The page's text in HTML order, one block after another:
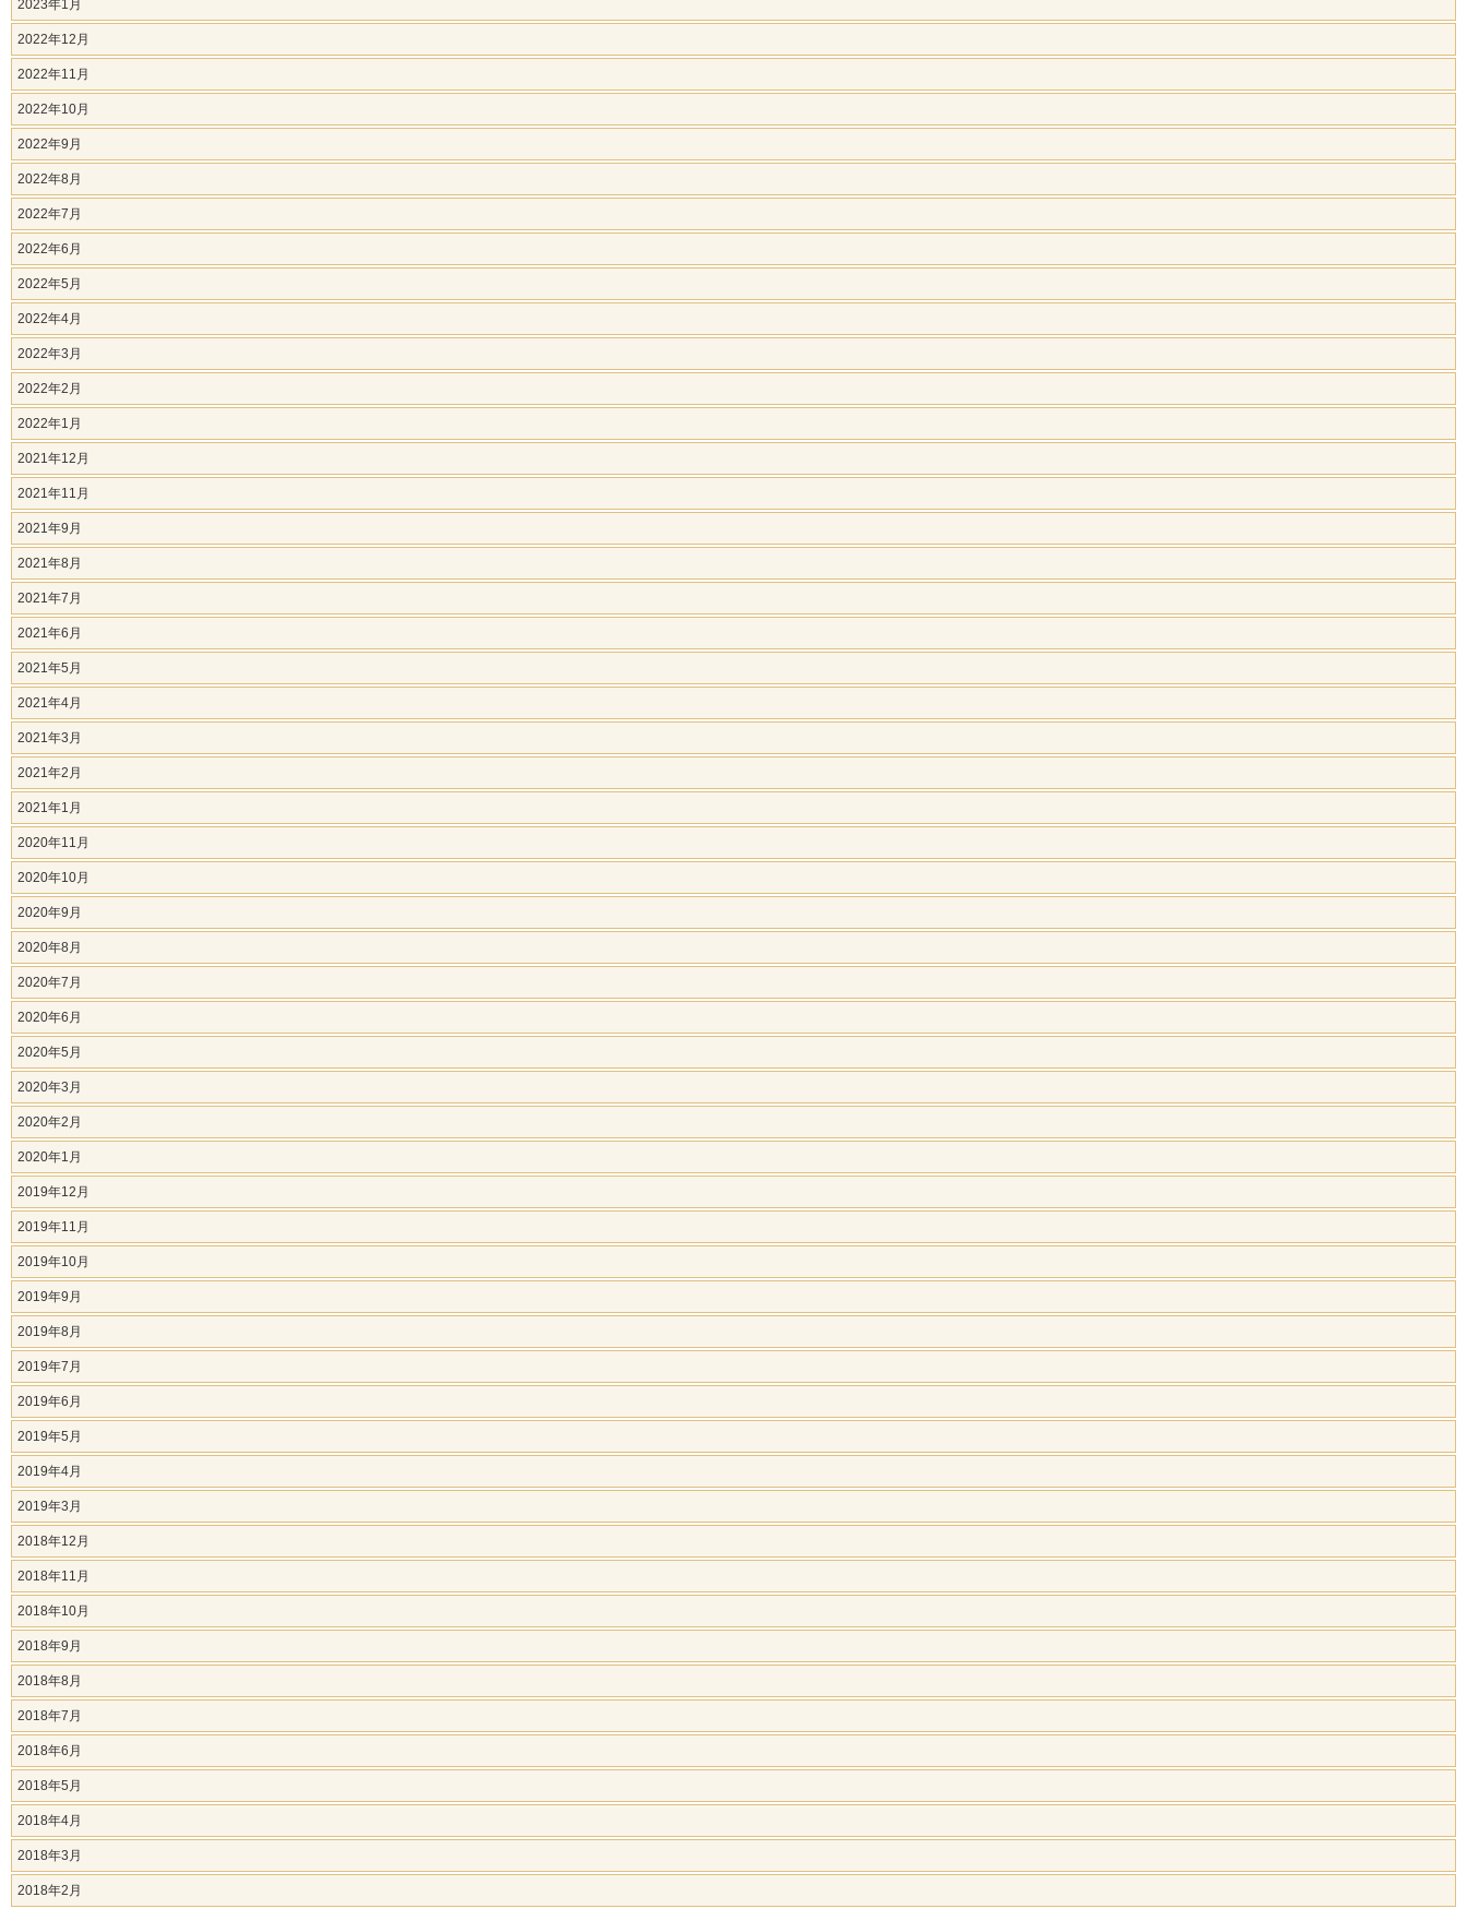
2023年1月
2022年12月
2022年11月
2022年10月
2022年9月
2022年8月
2022年7月
2022年6月
2022年5月
2022年4月
2022年3月
2022年2月
2022年1月
2021年12月
2021年11月
2021年9月
2021年8月
2021年7月
2021年6月
2021年5月
2021年4月
2021年3月
2021年2月
2021年1月
2020年11月
2020年10月
2020年9月
2020年8月
2020年7月
2020年6月
2020年5月
2020年3月
2020年2月
2020年1月
2019年12月
2019年11月
2019年10月
2019年9月
2019年8月
2019年7月
2019年6月
2019年5月
2019年4月
2019年3月
2018年12月
2018年11月
2018年10月
2018年9月
2018年8月
2018年7月
2018年6月
2018年5月
2018年4月
2018年3月
2018年2月